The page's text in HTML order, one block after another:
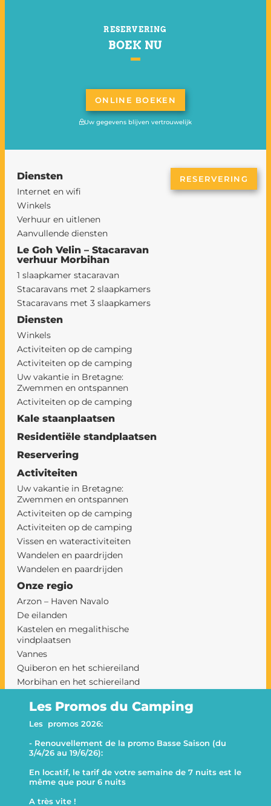
Les Promos du Camping
Les promos 2026:
- Renouvellement de la promo Basse Saison (du
3/4/26 au 19/6/26):
En locatif, le tarif de votre semaine de 7 nuits est le
même que pour 6 nuits
A très vite !
RESERVERING
BOEK NU
ONLINE BOEKEN
Uw gegevens blijven vertrouwelijk
Diensten
Internet en wifi
Winkels
Verhuur en uitlenen
Aanvullende diensten
Le Goh Velin – Stacaravan
verhuur Morbihan
1 slaapkamer stacaravan
Stacaravans met 2 slaapkamers
Stacaravans met 3 slaapkamers
Diensten
Winkels
Activiteiten op de camping
Activiteiten op de camping
Uw vakantie in Bretagne:
Zwemmen en ontspannen
Activiteiten op de camping
Kale staanplaatsen
Residentiële standplaatsen
Reservering
Activiteiten
Uw vakantie in Bretagne:
Zwemmen en ontspannen
Activiteiten op de camping
Activiteiten op de camping
Vissen en wateractiviteiten
Wandelen en paardrijden
Wandelen en paardrijden
Onze regio
Arzon – Haven Navalo
De eilanden
Kastelen en megalithische
vindplaatsen
Vannes
Quiberon en het schiereiland
Morbihan en het schiereiland
Rhuys op een camping
camping sarzeau
Le Goh Velin
RESERVERING
This website uses cookies
This website uses cookies to improve user experience. By
using our website you consent to all cookies in accordance with
our Cookie Policy.